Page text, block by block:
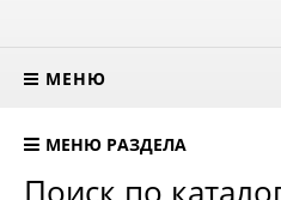
МЕНЮ
МЕНЮ РАЗДЕЛА